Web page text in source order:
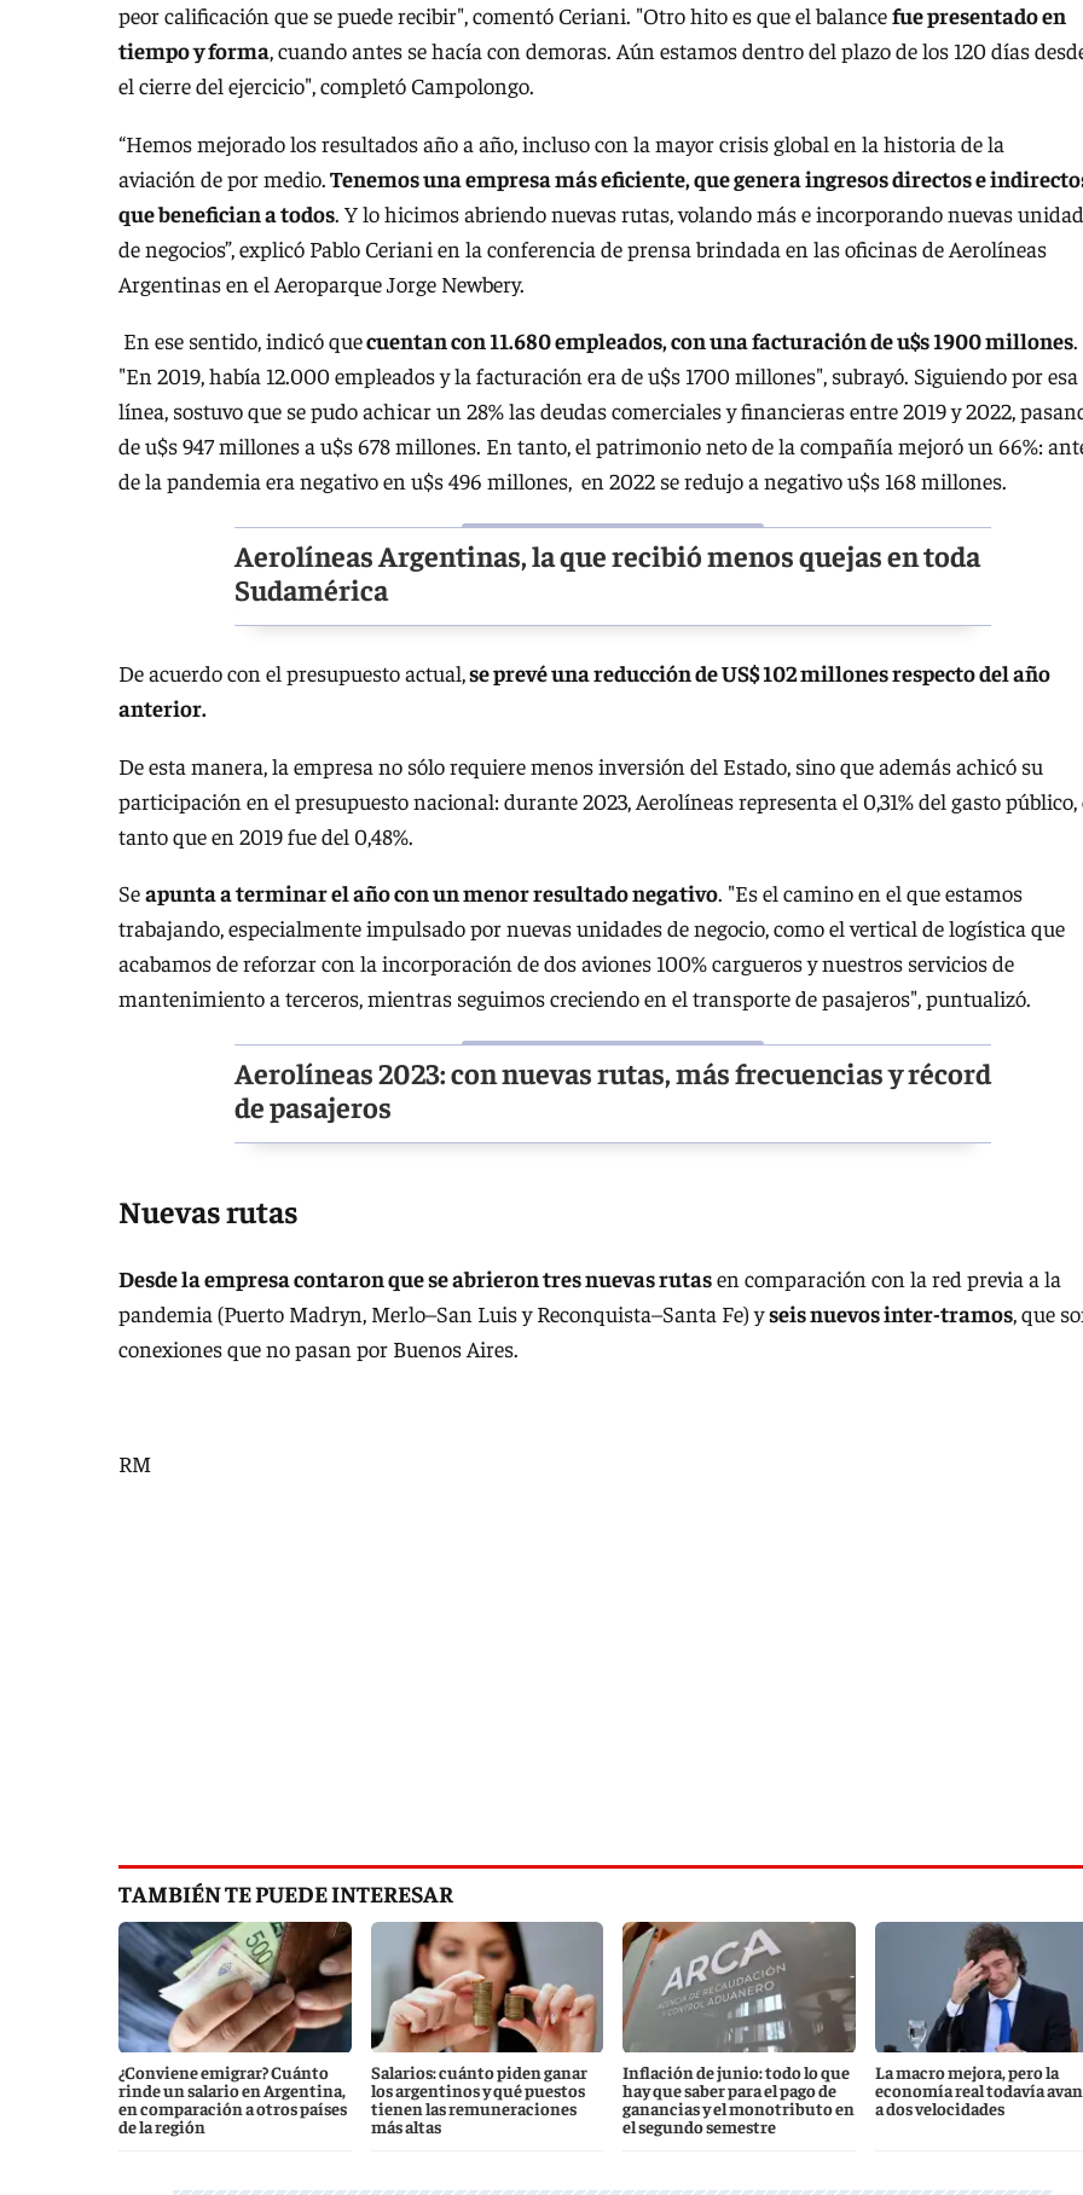
peor calificación que se puede recibir", comentó Ceriani. "Otro hito es que el balancefue presentado en
tiempo y forma, cuando antes se hacía con demoras. Aún estamos dentro del plazo de los 120 días
el cierre del ejercicio", completó Campolongo.
“Hemos mejorado los resultados año a año, incluso con la mayor crisis global en la historia de la
aviación de por medio. Tenemos una empresa más eficiente, que genera ingresos directos e
que benefician a todos. Y lo hicimos abriendo nuevas rutas, volando más e incorporando nuevas
de negocios”, explicó Pablo Ceriani en la conferencia de prensa brindada en las oficinas de Aerolíneas
Argentinas en el Aeroparque Jorge Newbery.
En ese sentido, indicó quecuentan con 11.680 empleados, con una facturación de u$s 1900 millones.
"En 2019, había 12.000 empleados y la facturación era de u$s 1700 millones", subrayó. Siguiendo por esa
línea, sostuvo que se pudo achicar un 28% las deudas comerciales y financieras entre 2019 y 2022,
de u$s 947 millones a u$s 678 millones. En tanto, el patrimonio neto de la compañía mejoró un 66%:
de la pandemia era negativo en u$s 496 millones, en 2022 se redujo a negativo u$s 168 millones.
Aerolíneas Argentinas, la que recibió menos quejas en toda
Sudamérica
De acuerdo con el presupuesto actual,se prevé una reducción de US$ 102 millones respecto del año
anterior.
De esta manera, la empresa no sólo requiere menos inversión del Estado, sino que además achicó su
participación en el presupuesto nacional: durante 2023, Aerolíneas representa el 0,31% del gasto público,
tanto que en 2019 fue del 0,48%.
Seapunta a terminar el año con un menor resultado negativo. "Es el camino en el que estamos
trabajando, especialmente impulsado por nuevas unidades de negocio, como el vertical de logística que
acabamos de reforzar con la incorporación de dos aviones 100% cargueros y nuestros servicios de
mantenimiento a terceros, mientras seguimos creciendo en el transporte de pasajeros", puntualizó.
Aerolíneas 2023: con nuevas rutas, más frecuencias y récord
de pasajeros
Nuevas rutas
Desde la empresa contaron que se abrieron tres nuevas rutasen comparación con la red previa a la
pandemia (Puerto Madryn, Merlo–San Luis y Reconquista–Santa Fe) yseis nuevos inter-tramos, que
conexiones que no pasan por Buenos Aires.
RM
TAMBIÉN TE PUEDE INTERESAR
¿Conviene emigrar? Cuánto
rinde un salario en Argentina,
en comparación a otros países
de la región
Salarios: cuánto piden ganar
los argentinos y qué puestos
tienen las remuneraciones
más altas
Inflación de junio: todo lo que
hay que saber para el pago de
ganancias y el monotributo en
el segundo semestre
La macro mejora, pero la
economía real todavía
a dos velocidades